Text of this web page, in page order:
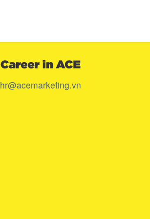
hr@acemarketing.vn